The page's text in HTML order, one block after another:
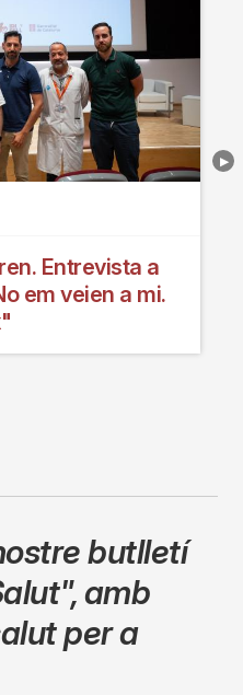
Entrevista a
em veien a mi.
butlletí
,amb
per a